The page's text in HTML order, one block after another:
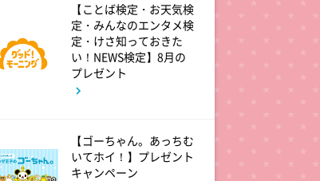
11:45
アメトーーク! CLUB配信で見
られる懐かし回&傑作回
見取り図じゃん 【1人で見
て】小声の会…アノ人が退場で
す
【ことば検定・お天気検
定・みんなのエンタメ検
定・けさ知っておきた
い！NEWS検定】8月の
プレゼント
【ゴーちゃん。あっちむ
いてホイ！】プレゼント
キャンペーン